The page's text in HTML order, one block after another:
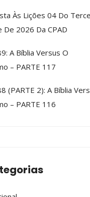
Às Lições 04 Do
2026 Da CPAD
A Bíblia Versus O
– PARTE 117
(PARTE 2): A Bíblia
– PARTE 116